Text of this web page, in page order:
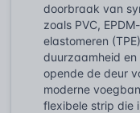
doorbraak van
zoals PVC,
elastomeren
duurzaamheid
opende de deur
moderne
flexibele strip die